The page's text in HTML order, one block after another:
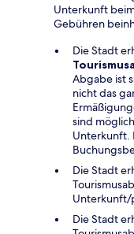
Unterkunft
Gebühren
Die Stadt
Abgabe ist
nicht das
sind
Unterkunft.
Die Stadt
Unterkunft/
Die Stadt